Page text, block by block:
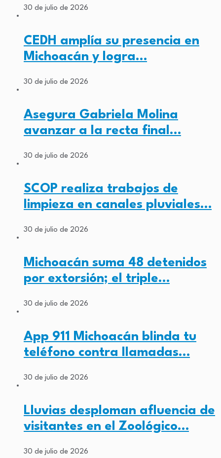
30 de julio de 2026
CEDH amplía su presencia en
Michoacán y logra…
30 de julio de 2026
Asegura Gabriela Molina
avanzar a la recta final…
30 de julio de 2026
SCOP realiza trabajos de
limpieza en canales pluviales…
30 de julio de 2026
Michoacán suma 48 detenidos
por extorsión; el triple…
30 de julio de 2026
App 911 Michoacán blinda tu
teléfono contra llamadas…
30 de julio de 2026
Lluvias desploman afluencia de
visitantes en el Zoológico…
30 de julio de 2026